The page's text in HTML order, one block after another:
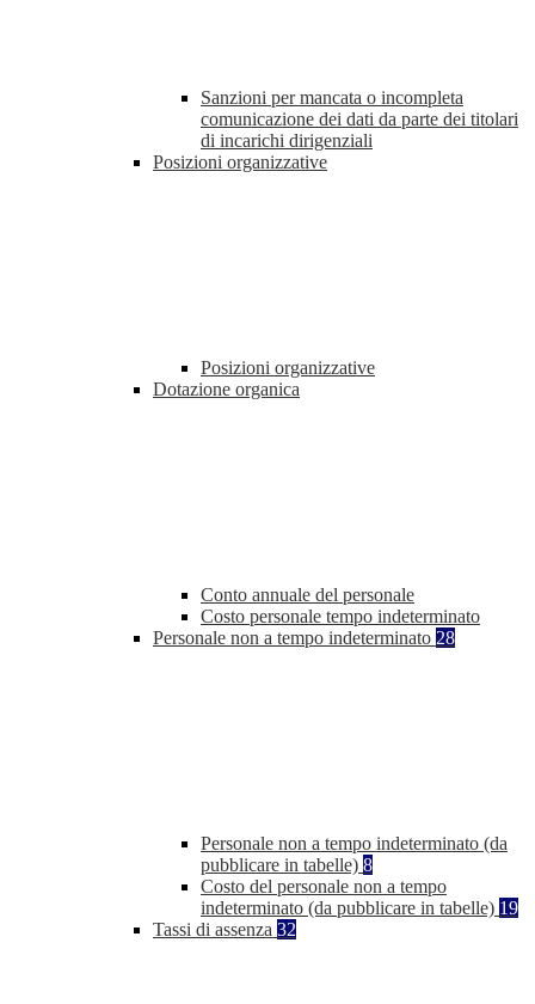
Sanzioni per mancata o incompleta
comunicazione dei dati da parte dei titolari
di incarichi dirigenziali
Posizioni organizzative
Posizioni organizzative
Dotazione organica
Conto annuale del personale
Costo personale tempo indeterminato
Personale non a tempo indeterminato 28
Personale non a tempo indeterminato (da
pubblicare in tabelle) 8
Costo del personale non a tempo
indeterminato (da pubblicare in tabelle) 19
Tassi di assenza 32